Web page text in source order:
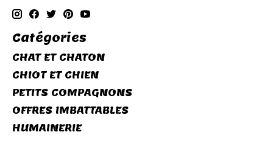
Catégories
CHAT ET CHATON
CHIOT ET CHIEN
PETITS COMPAGNONS
OFFRES IMBATTABLES
HUMAINERIE